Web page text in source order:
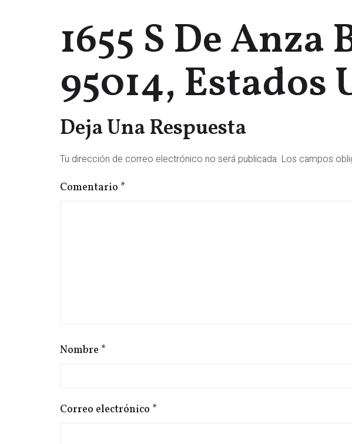
1655 S De
95014, Estados
Deja Una Respuesta
Tu dirección de correo electrónico no será publicada. Los campos
Comentario *
Nombre *
Correo electrónico *